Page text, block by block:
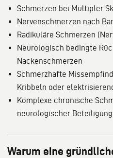
Schmerzen bei Multipler
Nervenschmerzen nach
Radikuläre Schmerzen
Neurologisch bedingte
Nackenschmerzen
Schmerzhafte
Kribbeln oder
Komplexe chronische
neurologischer Beteiligung
Warum eine